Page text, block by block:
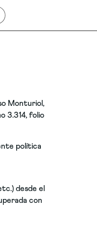
Monturiol,
3.314, folio
política
desde el
con